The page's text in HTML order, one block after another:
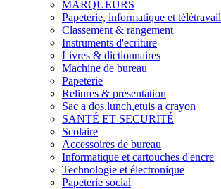
MARQUEURS
Papeterie, informatique et télétravail
Classement & rangement
Instruments d'ecriture
Livres & dictionnaires
Machine de bureau
Papeterie
Reliures & presentation
Sac a dos,lunch,etuis a crayon
SANTÉ ET SECURITÉ
Scolaire
Accessoires de bureau
Informatique et cartouches d'encre
Technologie et électronique
Papeterie social